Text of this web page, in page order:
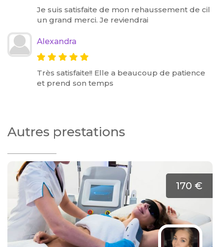
Je suis satisfaite de mon rehaussement de cil
un grand merci. Je reviendrai
Alexandra
Très satisfaite!! Elle a beaucoup de patience
et prend son temps
Autres prestations
170 €